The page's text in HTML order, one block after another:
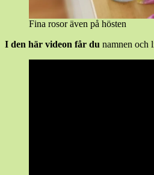
Fina rosor även på hösten
I den här videon får du namnen och